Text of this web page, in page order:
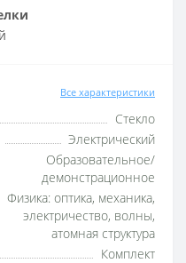
Все характеристики
Стекло
Электрический
Образовательное/
демонстрационное
Физика: оптика, механика,
электричество, волны,
атомная структура
Комплект